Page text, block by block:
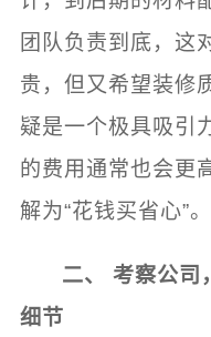
团队负责到底，这
贵，但又希望装修
疑是一个极具吸引
的费用通常也会更
解为“花钱买省心”。
二、 考察公司
细节